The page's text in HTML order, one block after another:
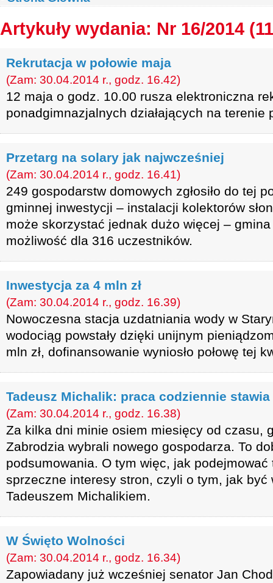
Artykuły wydania: Nr 16/2014
Rekrutacja w połowie maja
(Zam: 30.04.2014 r., godz. 16.42)
12 maja o godz. 10.00 rusza elektroniczna
ponadgimnazjalnych działających na terenie
Przetarg na solary jak najwcześniej
(Zam: 30.04.2014 r., godz. 16.41)
249 gospodarstw domowych zgłosiło do tej
gminnej inwestycji – instalacji kolektorów
może skorzystać jednak dużo więcej – gmina
możliwość dla 316 uczestników.
Inwestycja za 4 mln zł
(Zam: 30.04.2014 r., godz. 16.39)
Nowoczesna stacja uzdatniania wody w
wodociąg powstały dzięki unijnym
mln zł, dofinansowanie wyniosło połowę tej
Tadeusz Michalik: praca codziennie
(Zam: 30.04.2014 r., godz. 16.38)
Za kilka dni minie osiem miesięcy od czasu,
Zabrodzia wybrali nowego gospodarza. To
podsumowania. O tym więc, jak
sprzeczne interesy stron, czyli o tym, jak być
Tadeuszem Michalikiem.
W Święto Wolności
(Zam: 30.04.2014 r., godz. 16.34)
Zapowiadany już wcześniej senator Jan